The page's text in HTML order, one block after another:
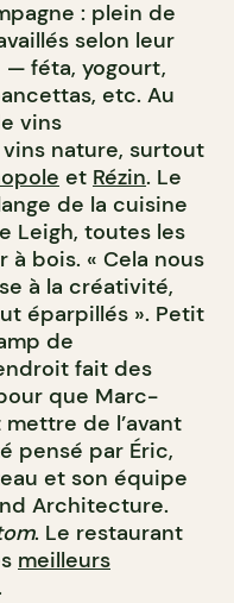
: plein de
selon leur
féta, yogourt,
etc. Au
vins
nature, surtout
et Rézin. Le
de la cuisine
Leigh, toutes les
bois. « Cela nous
à la créativité,
éparpillés ». Petit
de
fait des
que Marc-
de l’avant
pensé par Éric,
et son équipe
Architecture.
. Le restaurant
meilleurs